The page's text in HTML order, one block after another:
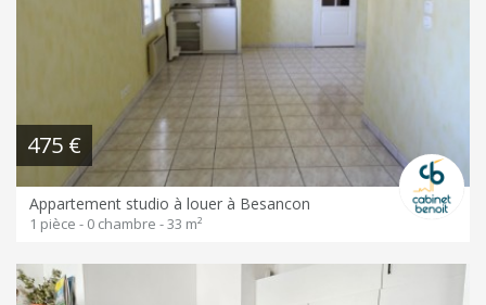
475 €
Appartement studio à louer à Besancon
1 pièce - 0 chambre - 33 m²